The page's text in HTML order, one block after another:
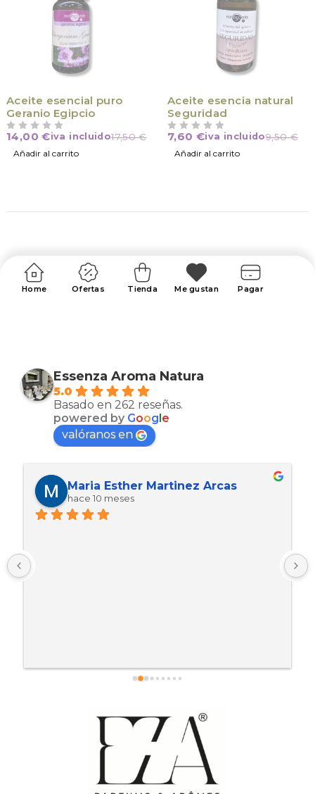
Aceite esencial puro
Geranio Egipcio
17,50€
14,00€iva incluido
Añadir al carrito
Aceite esencia natural
Seguridad
9,50€
7,60 €iva incluido
Añadir al carrito
Home Ofertas Tienda Me gustan Pagar
Essenza Aroma Natura
5.0
Basado en 262 reseñas.
powered by Goog e
valóranos en
Maria Esther Martinez Arcas
hace 10 meses